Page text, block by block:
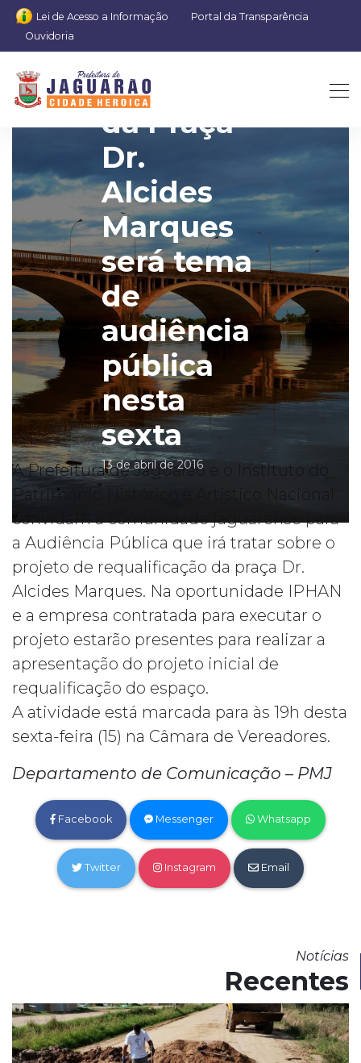
Lei de Acesso a Informação
Portal da Transparência
Ouvidoria
Requalificação
da Praça
Dr.
Alcides
Marques
será tema
de
audiência
pública
nesta
sexta
13 de abril de 2016
A Prefeitura de Jaguarão e o Instituto do
Patrimônio Histórico e Artístico Nacional
convidam a comunidade jaguarense para
a Audiência Pública que irá tratar sobre o
projeto de requalificação da praça Dr.
Alcides Marques. Na oportunidade IPHAN
e a empresa contratada para executar o
projeto estarão presentes para realizar a
apresentação do projeto inicial de
requalificação do espaço.
A atividade está marcada para às 19h desta
sexta-feira (15) na Câmara de Vereadores.
Departamento de Comunicação – PMJ
Facebook Messenger Whatsapp
Twitter Instagram Email
Notícias
Recentes